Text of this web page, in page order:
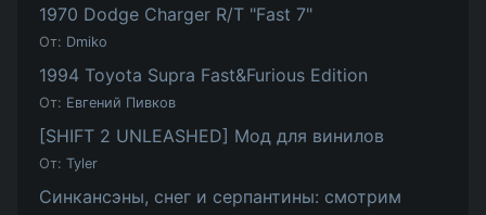
1970 Dodge Charger R/T "Fast 7"
От: Dmiko
1994 Toyota Supra Fast&Furious Edition
От: Евгений Пивков
[SHIFT 2 UNLEASHED] Мод для винилов
От: Tyler
Синкансэны, снег и серпантины: смотрим